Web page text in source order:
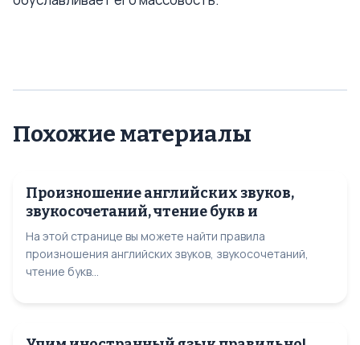
Похожие материалы
Произношение английских звуков,
звукосочетаний, чтение букв и
На этой странице вы можете найти правила
произношения английских звуков, звукосочетаний,
чтение букв...